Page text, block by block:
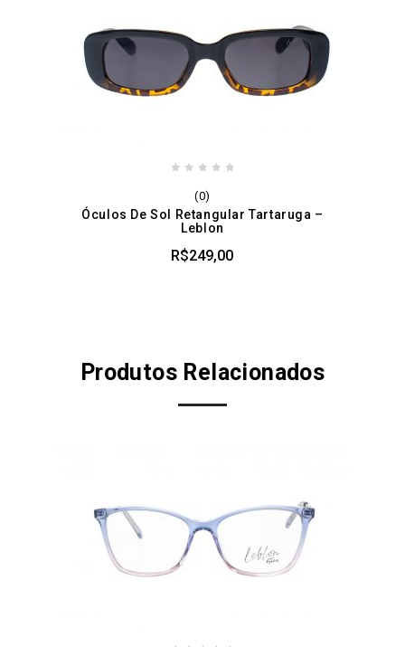
of
(0)
Óculos De Sol Retangular Tartaruga –
Leblon
R$249,00
Produtos Relacionados